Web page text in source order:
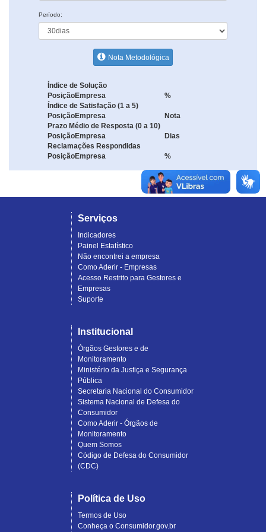
Período:
Nota Metodológica
Índice de Solução
PosiçãoEmpresa
%
Índice de Satisfação (1 a 5)
PosiçãoEmpresa
Nota
Prazo Médio de Resposta (0 a 10)
PosiçãoEmpresa
Dias
Reclamações Respondidas
PosiçãoEmpresa %
Serviços
Indicadores
Painel Estatístico
Não encontrei a empresa
Como Aderir - Empresas
Acesso Restrito para Gestores e
Empresas
Suporte
Institucional
Órgãos Gestores e de
Monitoramento
Ministério da Justiça e Segurança
Pública
Secretaria Nacional do Consumidor
Sistema Nacional de Defesa do
Consumidor
Como Aderir - Órgãos de
Monitoramento
Quem Somos
Código de Defesa do Consumidor
(CDC)
Política de Uso
Termos de Uso
Conheça o Consumidor.gov.br